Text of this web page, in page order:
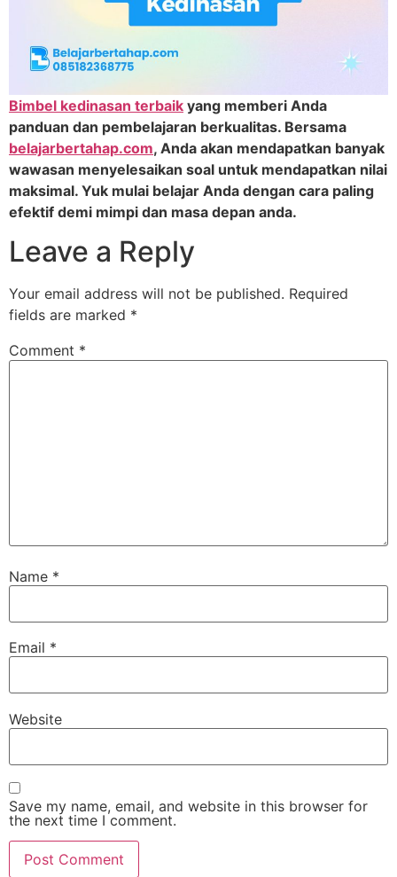
Bimbel kedinasan terbaik yang memberi Anda
panduan dan pembelajaran berkualitas. Bersama
belajarbertahap.com, Anda akan mendapatkan banyak
wawasan menyelesaikan soal untuk mendapatkan nilai
maksimal. Yuk mulai belajar Anda dengan cara paling
efektif demi mimpi dan masa depan anda.
Leave a Reply
Your email address will not be published. Required
fields are marked *
Comment *
Name *
Email *
Website
Save my name, email, and website in this browser for
the next time I comment.